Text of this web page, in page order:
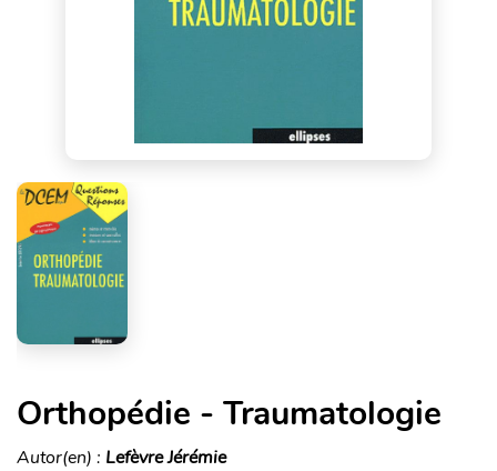
Orthopédie - Traumatologie
Autor(en) : Lefèvre Jérémie